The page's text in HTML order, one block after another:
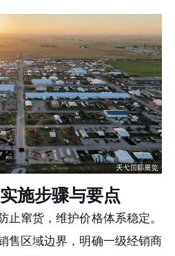
施步骤与要点
窜货，维护价格体系稳定。
售区域边界，明确一级经销商